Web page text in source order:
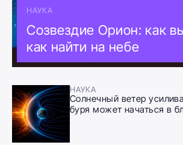
НАУКА
Созвездие Орион: как
как найти на небе
НАУКА
Солнечный ветер
буря может начаться в